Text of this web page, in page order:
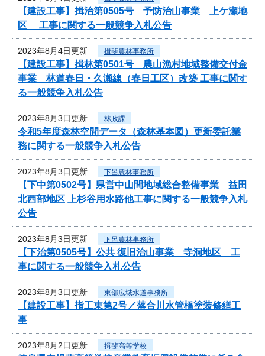
【建設工事】揖治第0505号 予防治山事業 上ケ瀬地
区 工事に関する一般競争入札公告
2023年8月4日更新 揖斐農林事務所
【建設工事】揖林第0501号 農山漁村地域整備交付金
事業 林道春日・久瀬線（春日工区）改築 工事に関す
る一般競争入札公告
2023年8月3日更新 林政課
令和5年度森林空間データ（森林基本図）更新委託業
務に関する一般競争入札公告
2023年8月3日更新 下呂農林事務所
【下中第0502号】県営中山間地域総合整備事業 益田
北西部地区 上杉谷用水路他工事に関する一般競争入札
公告
2023年8月3日更新 下呂農林事務所
【下治第0505号】公共 復旧治山事業 寺洞地区 工
事に関する一般競争入札公告
2023年8月3日更新 東部広域水道事務所
【建設工事】指工東第2号／落合川水管橋塗装修繕工
事
2023年8月2日更新 揖斐高等学校